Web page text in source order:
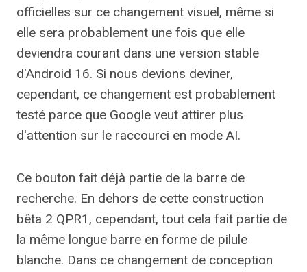
officielles sur ce changement visuel, même si
elle sera probablement une fois que elle
deviendra courant dans une version stable
d'Android 16. Si nous devions deviner,
cependant, ce changement est probablement
testé parce que Google veut attirer plus
d'attention sur le raccourci en mode AI.
Ce bouton fait déjà partie de la barre de
recherche. En dehors de cette construction
bêta 2 QPR1, cependant, tout cela fait partie de
la même longue barre en forme de pilule
blanche. Dans ce changement de conception